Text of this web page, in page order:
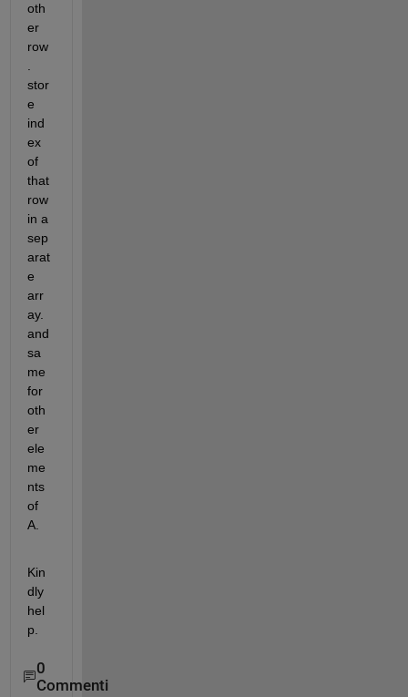
oth
er
row
stor
e
ind
ex
of
that
row
in a
sep
arat
e
arr
ay.
and
sa
me
for
oth
er
ele
me
nts
of
A.
Kin
dly
hel
p.
0
Commenti